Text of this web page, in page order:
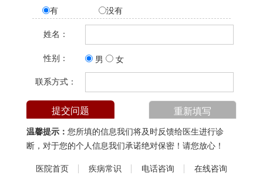
有
没有
姓名：
性别： 男 女
联系方式：
温馨提示： 您所填的信息我们将及时反馈给医生进行诊
断，对于您的个人信息我们承诺绝对保密！请您放心！
医院首页 疾病常识 电话咨询 在线咨询